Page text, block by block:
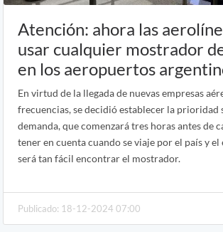
Atención: ahora las
usar cualquier mostrador
en los aeropuertos
En virtud de la llegada de nuevas empresas
frecuencias, se decidió establecer la prioridad
demanda, que comenzará tres horas antes de
tener en cuenta cuando se viaje por el país y el
será tan fácil encontrar el mostrador.
Publicado: 18-12-2024 07:00